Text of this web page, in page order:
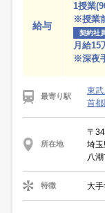
給与
1授業
※授業
契約社
月給15
※深夜
最寄り駅
東
首
所在地
〒
埼玉
八
特徴 大手